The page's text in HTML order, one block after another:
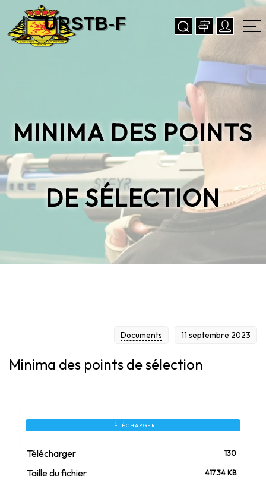
MINIMA DES POINTS
DE SÉLECTION
11 septembre 2023
Documents
Minima des points de sélection
TÉLÉCHARGER
Télécharger 130
Taille du fichier 417.34 KB